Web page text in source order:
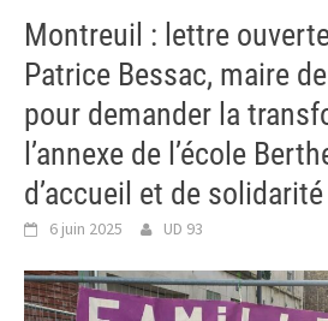
Montreuil : lettre
Patrice Bessac, maire
pour demander la
l’annexe de l’école
d’accueil et de solidarité
6 juin 2025 UD 93